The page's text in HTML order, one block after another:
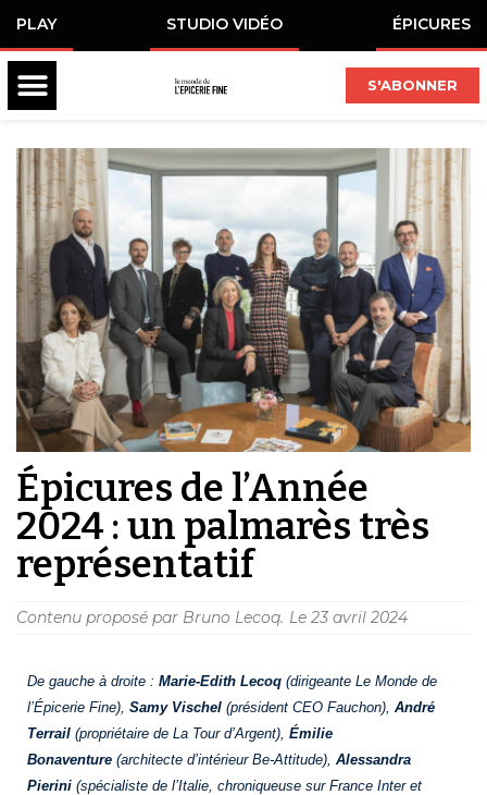
PLAY STUDIO VIDÉO ÉPICURES
S'ABONNER
Épicures de l’Année
2024 : un palmarès très
représentatif
Contenu proposé par Bruno Lecoq. Le 23 avril 2024
De gauche à droite : Marie-Edith Lecoq (dirigeante Le Monde de
l’Épicerie Fine), Samy Vischel (président CEO Fauchon), André
Terrail (propriétaire de La Tour d’Argent), Émilie
Bonaventure (architecte d’intérieur Be-Attitude), Alessandra
Pierini (spécialiste de l’Italie, chroniqueuse sur France Inter et